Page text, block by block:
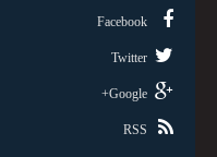
Facebook
Twitter
Google+
RSS